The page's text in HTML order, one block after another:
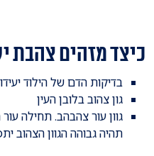
כיצד מזהים צהבת
בדיקות הדם של הילוד
גון צהוב בלובן העין
גוון עור צהבהב. תחילה
תהיה גבוהה הגוון הצהוב